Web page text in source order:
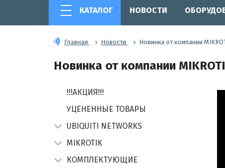
КАТАЛОГ НОВОСТИ
Главная Новости Новинка от компании
Новинка от компании
!!!АКЦИЯ!!!
УЦЕНЕННЫЕ ТОВАРЫ
UBIQUITI NETWORKS
MIKROTIK
КОМПЛЕКТУЮЩИЕ